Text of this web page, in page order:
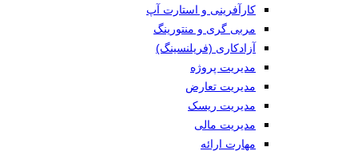
کارآفرینی و استارت آپ
مربی گری و منتورینگ
آزادکاری (فریلنسینگ)
مدیریت پروژه
مدیریت تعارض
مدیریت ریسک
مدیریت مالی
مهارت ارائه